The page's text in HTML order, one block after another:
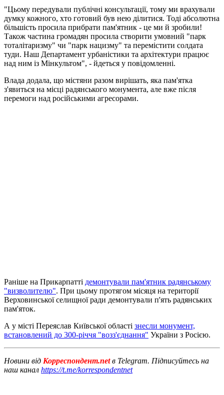
"Цьому передували публічні консультації, тому ми врахували
думку кожного, хто готовий був нею ділитися. Тоді абсолютна
більшість просила прибрати пам'ятник - це ми й зробили!
Також частина громадян просила створити умовний "парк
тоталітаризму" чи "парк нацизму" та перемістити солдата
туди. Наш Департамент урбаністики та архітектури працює
над ним із Мінкультом", - йдеться у повідомленні.
Влада додала, що містяни разом вирішать, яка пам'ятка
з'явиться на місці радянського монумента, але вже після
перемоги над російськими агресорами.
Раніше на Прикарпатті демонтували пам'ятник радянському
"визволителю". При цьому протягом місяця на території
Верховинської селищної ради демонтували п'ять радянських
пам'яток.
А у місті Переяслав Київської області знесли монумент,
встановлений до 300-річчя "возз'єднання" України з Росією.
Новини від Корреспондент.netв Telegram. Підписуйтесь на
наш канал https://t.me/korrespondentnet